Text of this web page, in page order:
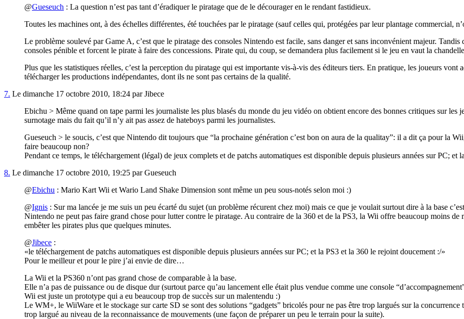
@Gueseuch : La question n’est pas tant d’éradiquer le piratage que de le décourager en le rendant fastidieux.
Toutes les machines ont, à des échelles différentes, été touchées par le piratage (sauf celles qui, protégées par leur plantage commercial,
Le problème soulevé par Game A, c’est que le piratage des consoles Nintendo est facile, sans danger et sans inconvénient majeur.
consoles pénible et forcent le pirate à faire des concessions. Pirate qui, du coup, se demandera plus facilement si le jeu en vaut la
Plus que les statistiques réelles, c’est la perception du piratage qui est importante vis-à-vis des éditeurs tiers. En pratique, les joueurs
télécharger les productions indépendantes, dont ils ne sont pas certains de la qualité.
7. Le dimanche 17 octobre 2010, 18:24 par Jibece
Ebichu > Même quand on tape parmi les journaliste les plus blasés du monde du jeu vidéo on obtient encore des bonnes critiques sur
surnotage mais du fait qu’il n’y ait pas assez de hateboys parmi les journalistes.
Gueseuch > le soucis, c’est que Nintendo dit toujours que “la prochaine génération c’est bon on aura de la qualitay”: il a dit ça pour la
faire beaucoup non?
Pendant ce temps, le téléchargement (légal) de jeux complets et de patchs automatiques est disponible depuis plusieurs années sur PC; et
8. Le dimanche 17 octobre 2010, 19:25 par Gueseuch
@Ebichu : Mario Kart Wii et Wario Land Shake Dimension sont même un peu sous-notés selon moi :)
@Ignis : Sur ma lancée je me suis un peu écarté du sujet (un problème récurent chez moi) mais ce que je voulait surtout dire à la base
Nintendo ne peut pas faire grand chose pour lutter contre le piratage. Au contraire de la 360 et de la PS3, la Wii offre beaucoup moins
embêter les pirates plus que quelques minutes.
@Jibece :
le téléchargement de patchs automatiques est disponible depuis plusieurs années sur PC; et la PS3 et la 360 le rejoint doucement :/
Pour le meilleur et pour le pire j’ai envie de dire…
La Wii et la PS360 n’ont pas grand chose de comparable à la base.
Elle n’a pas de puissance ou de disque dur (surtout parce qu’au lancement elle était plus vendue comme une console
Wii est juste un prototype qui a eu beaucoup trop de succès sur un malentendu :)
Le WM+, le WiiWare et le stockage sur carte SD se sont des solutions “gadgets” bricolés pour ne pas être trop largués sur la
trop largué au niveau de la reconnaissance de mouvements (une façon de préparer un peu le terrain pour la suite).